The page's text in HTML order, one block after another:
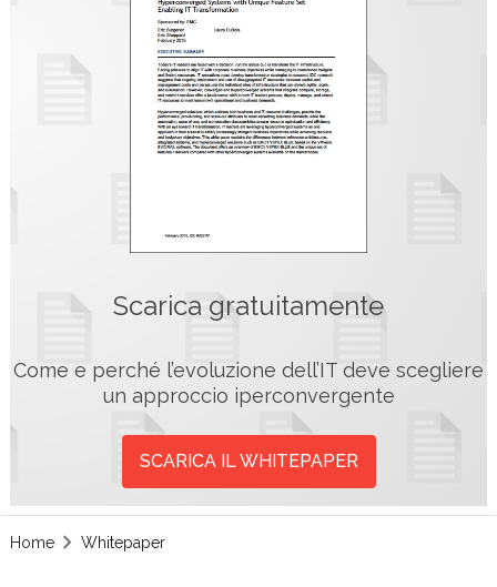
Scarica gratuitamente
Come e perché l’evoluzione dell’IT deve scegliere
un approccio iperconvergente
SCARICA IL WHITEPAPER
Home Whitepaper